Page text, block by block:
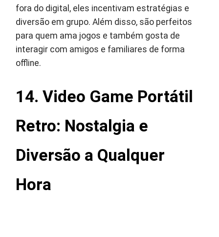
fora do digital, eles incentivam estratégias e
diversão em grupo. Além disso, são perfeitos
para quem ama jogos e também gosta de
interagir com amigos e familiares de forma
offline.
14. Video Game Portátil
Retro: Nostalgia e
Diversão a Qualquer
Hora